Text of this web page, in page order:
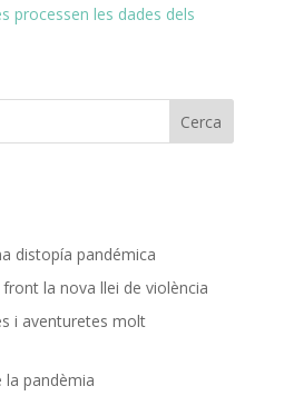
processen les dades dels
distopía pandémica
la nova llei de violència
i aventuretes molt
la pandèmia